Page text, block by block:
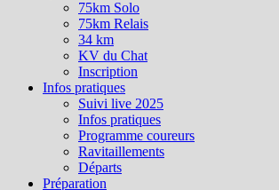
75km Solo
75km Relais
34 km
KV du Chat
Inscription
Infos pratiques
Suivi live 2025
Infos pratiques
Programme coureurs
Ravitaillements
Départs
Préparation